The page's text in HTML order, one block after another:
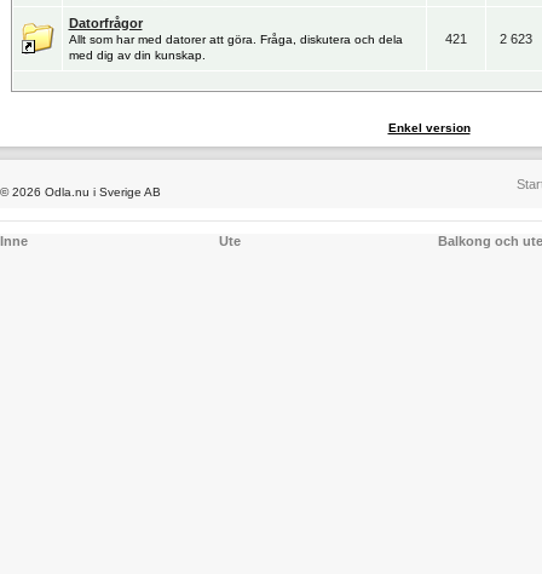
Datorfrågor
Allt som har med datorer att göra. Fråga, diskutera och dela
med dig av din kunskap.
421 2 623
Enkel version
© 2026 Odla.nu i Sverige AB
Inne Ute Balkong och